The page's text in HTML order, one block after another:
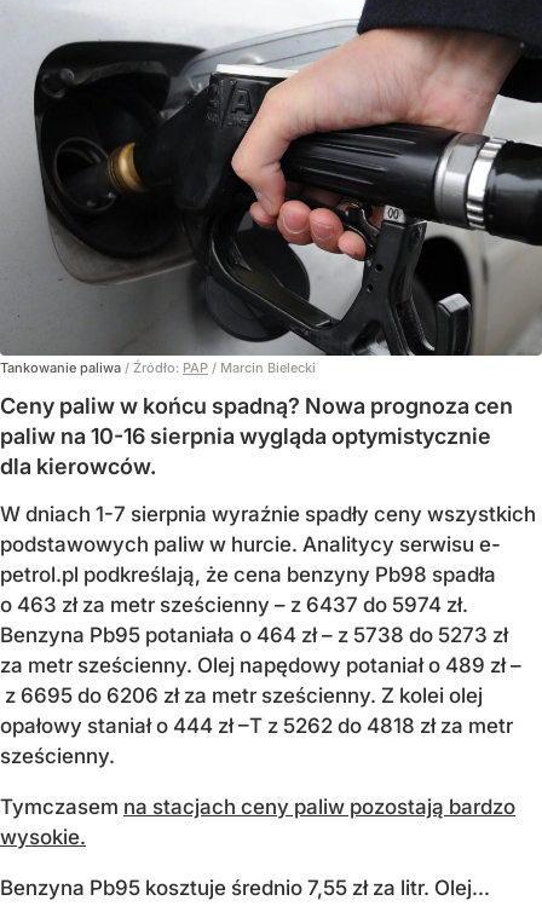
Tankowanie paliwa / Źródło: PAP / Marcin Bielecki
Ceny paliw w końcu spadną? Nowa prognoza cen
paliw na 10-16 sierpnia wygląda optymistycznie
dla kierowców.
W dniach 1-7 sierpnia wyraźnie spadły ceny wszystkich
podstawowych paliw w hurcie. Analitycy serwisu e-
petrol.pl podkreślają, że cena benzyny Pb98 spadła
o 463 zł za metr sześcienny – z 6437 do 5974 zł.
Benzyna Pb95 potaniała o 464 zł – z 5738 do 5273 zł
za metr sześcienny. Olej napędowy potaniał o 489 zł –
z 6695 do 6206 zł za metr sześcienny. Z kolei olej
opałowy staniał o 444 zł –T z 5262 do 4818 zł za metr
sześcienny.
Tymczasem na stacjach ceny paliw pozostają bardzo
wysokie.
Benzyna Pb95 kosztuje średnio 7,55 zł za litr. Olej...